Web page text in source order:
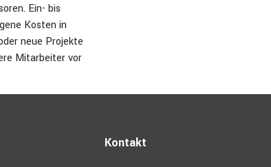
Ein- bis
Kosten in
neue Projekte
Mitarbeiter vor
Kontakt